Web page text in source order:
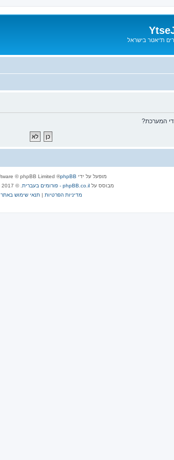
ת'יאטר בישראל
המערכת?
מופעל על ידי phpBB
® Forum Software © phpBB Limited
מבוסס על phpBB.co.il - פורומים בעברית
. © 2017 - phpBB.co.il.
מדיניות הפרטיות |תנאי שימוש באתר